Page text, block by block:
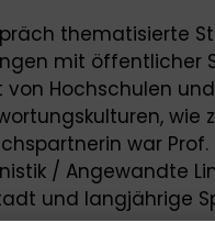
thematisierte
mit öffentlicher
von Hochschulen
wie
war
/ Angewandte
und langjährige